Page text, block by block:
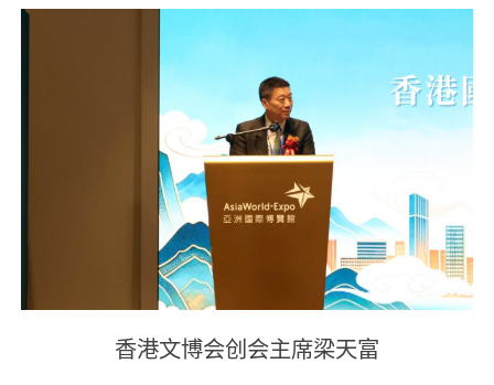
香港文博会创会主席梁天富